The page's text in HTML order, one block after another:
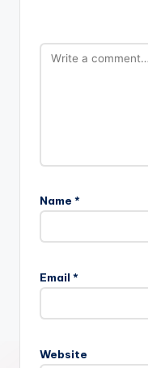
Name *
Email *
Website